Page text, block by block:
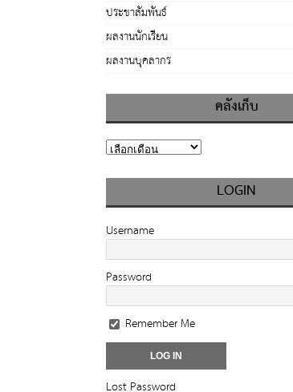
ประชาสัมพันธ์
ผลงานนักเรียน
ผลงานบุคลากร
คลังเก็บ
LOGIN
Username
Password
Remember Me
Lost Password